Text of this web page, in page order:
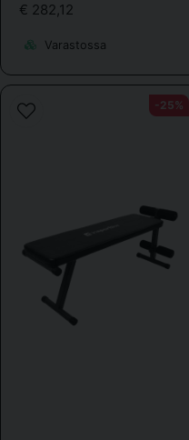
€ 282,12
Varastossa
-25%